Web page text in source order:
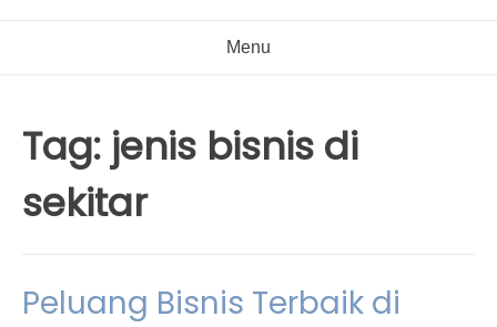
Menu
Tag: jenis bisnis di
sekitar
Peluang Bisnis Terbaik di